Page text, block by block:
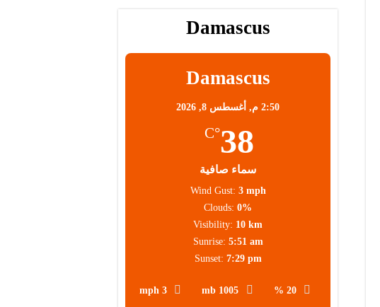
Damascus
Damascus
2:50 م, أغسطس 8, 2026
38
°C
سماء صافية
20 %
1005 mb
3 mph
Wind Gust: 3 mph
Clouds: 0%
Visibility: 10 km
Sunrise: 5:51 am
Sunset: 7:29 pm